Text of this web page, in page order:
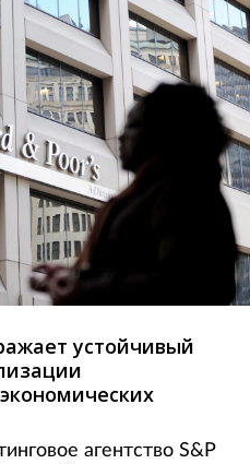
устойчивый
агентство S&P